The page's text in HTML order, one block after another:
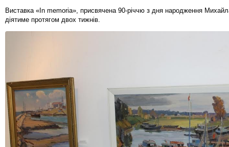
Виставка «In memoria», присвячена 90-річчю з дня народження
діятиме протягом двох тижнів.